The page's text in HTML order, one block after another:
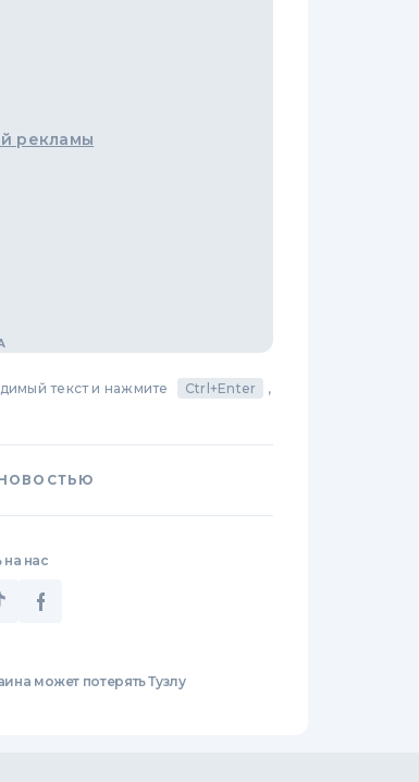
рекламы
текст и нажмите Ctrl+Enter
,
нас
может потерять Тузлу